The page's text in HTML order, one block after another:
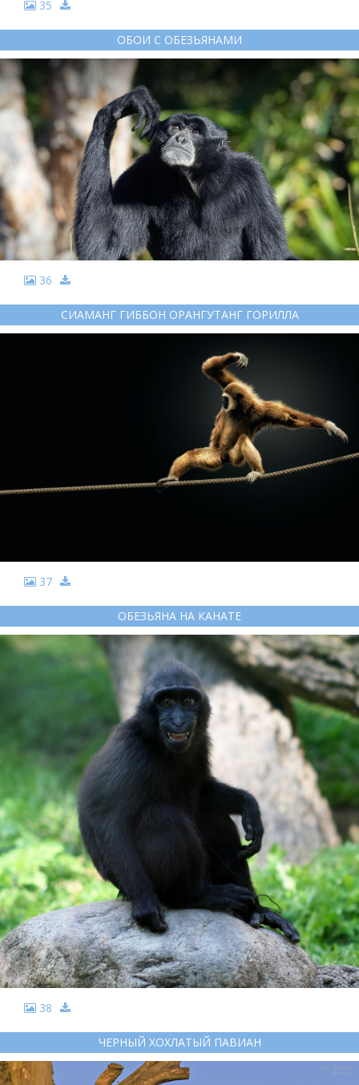
35
ОБОИ С ОБЕЗЬЯНАМИ
36
СИАМАНГ ГИББОН ОРАНГУТАНГ ГОРИЛЛА
37
ОБЕЗЬЯНА НА КАНАТЕ
38
ЧЕРНЫЙ ХОХЛАТЫЙ ПАВИАН